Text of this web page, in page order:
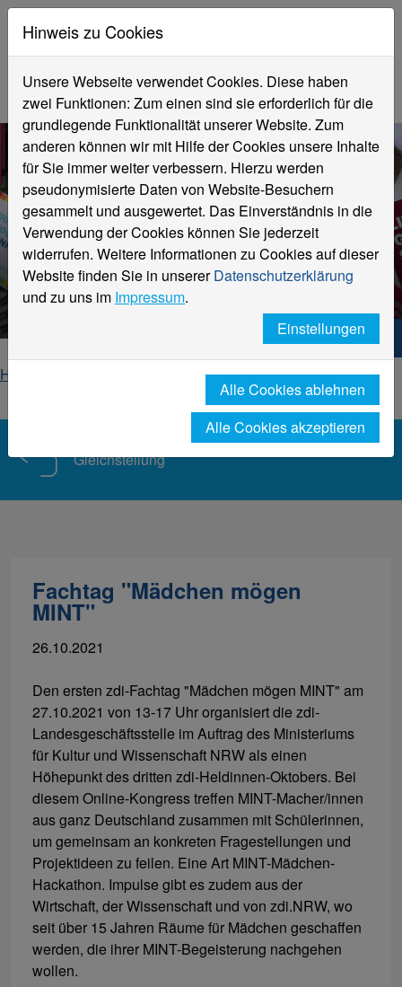
Aktuelle Informationen
Gleichstellung
Hochschule Niederrhein. Dein Weg.
Home
Gleichstellung
Gleichstellung
Fachtag "Mädchen mögen
MINT"
26.10.2021
Den ersten zdi-Fachtag "Mädchen mögen MINT" am
27.10.2021 von 13-17 Uhr organisiert die zdi-
Landesgeschäftsstelle im Auftrag des Ministeriums
für Kultur und Wissenschaft NRW als einen
Höhepunkt des dritten zdi-Heldinnen-Oktobers. Bei
diesem Online-Kongress treffen MINT-Macher/innen
aus ganz Deutschland zusammen mit Schülerinnen,
um gemeinsam an konkreten Fragestellungen und
Projektideen zu feilen. Eine Art MINT-Mädchen-
Hackathon. Impulse gibt es zudem aus der
Wirtschaft, der Wissenschaft und von zdi.NRW, wo
seit über 15 Jahren Räume für Mädchen geschaffen
werden, die ihrer MINT-Begeisterung nachgehen
wollen.
Hinweis zu Cookies
Unsere Webseite verwendet Cookies. Diese haben
zwei Funktionen: Zum einen sind sie erforderlich für die
grundlegende Funktionalität unserer Website. Zum
anderen können wir mit Hilfe der Cookies unsere Inhalte
für Sie immer weiter verbessern. Hierzu werden
pseudonymisierte Daten von Website-Besuchern
gesammelt und ausgewertet. Das Einverständnis in die
Verwendung der Cookies können Sie jederzeit
widerrufen. Weitere Informationen zu Cookies auf dieser
Website finden Sie in unsererDatenschutzerklärung
und zu uns im Impressum.
Einstellungen
Alle Cookies ablehnen
Alle Cookies akzeptieren